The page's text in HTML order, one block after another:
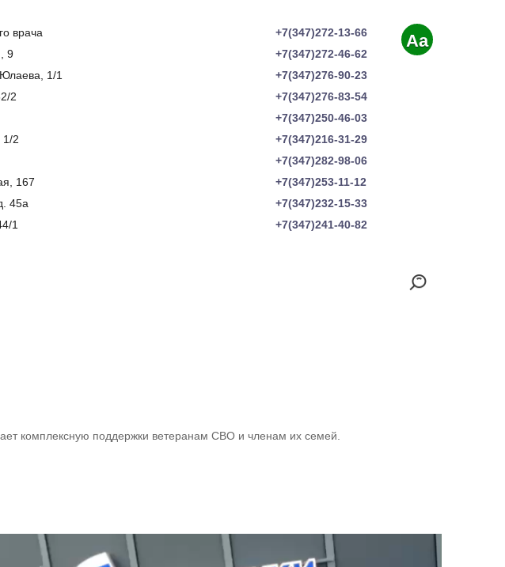
+7(347)272-13-66
врача
+7(347)272-46-62
9
+7(347)276-90-23
1/1
+7(347)276-83-54
2
+7(347)250-46-03
+7(347)216-31-29
1/2
+7(347)282-98-06
+7(347)253-11-12
167
+7(347)232-15-33
45а
+7(347)241-40-82
1
Aa
комплексную поддержки ветеранам СВО и членам их семей.